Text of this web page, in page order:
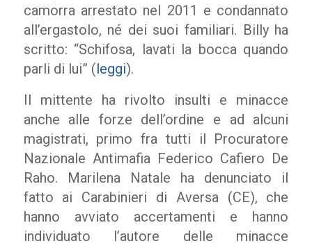
camorra arrestato nel 2011 e condannato
all’ergastolo, né dei suoi familiari. Billy ha
scritto: “Schifosa, lavati la bocca quando
parli di lui” (leggi).
Il mittente ha rivolto insulti e minacce
anche alle forze dell’ordine e ad alcuni
magistrati, primo fra tutti il Procuratore
Nazionale Antimafia Federico Cafiero De
Raho. Marilena Natale ha denunciato il
fatto ai Carabinieri di Aversa (CE), che
hanno avviato accertamenti e hanno
individuato l’autore delle minacce